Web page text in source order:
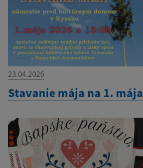
23.04.2026
Stavanie mája na 1. mája